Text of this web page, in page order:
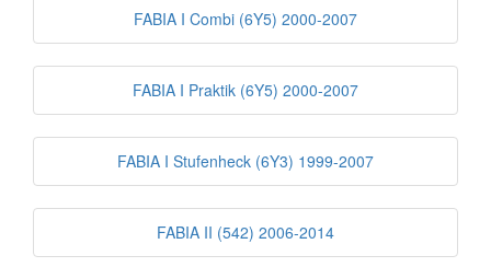
FABIA I Combi (6Y5) 2000-2007
FABIA I Praktik (6Y5) 2000-2007
FABIA I Stufenheck (6Y3) 1999-2007
FABIA II (542) 2006-2014